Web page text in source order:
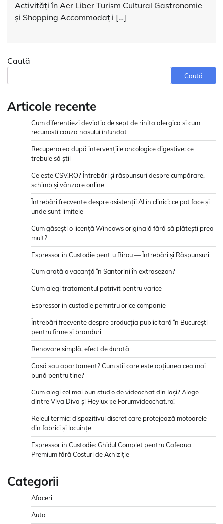
Activități în Aer Liber Turism Cultural Gastronomie
și Shopping Accommodații […]
Caută
Caută
Articole recente
Cum diferentiezi deviatia de sept de rinita alergica si cum
recunosti cauza nasului infundat
Recuperarea după intervențiile oncologice digestive: ce
trebuie să știi
Ce este CSV.RO? Întrebări și răspunsuri despre cumpărare,
schimb și vânzare online
Întrebări frecvente despre asistenții AI în clinici: ce pot face și
unde sunt limitele
Cum găsești o licență Windows originală fără să plătești prea
mult?
Espressor în Custodie pentru Birou — Întrebări și Răspunsuri
Cum arată o vacanță în Santorini în extrasezon?
Cum alegi tratamentul potrivit pentru varice
Espressor in custodie pemntru orice companie
Întrebări frecvente despre producția publicitară în București
pentru firme și branduri
Renovare simplă, efect de durată
Casă sau apartament? Cum știi care este opțiunea cea mai
bună pentru tine?
Cum alegi cel mai bun studio de videochat din Iași? Alege
dintre Viva Diva și Heylux pe Forumvideochat.ro!
Releul termic: dispozitivul discret care protejează motoarele
din fabrici și locuințe
Espressor în Custodie: Ghidul Complet pentru Cafeaua
Premium fără Costuri de Achiziție
Categorii
Afaceri
Auto